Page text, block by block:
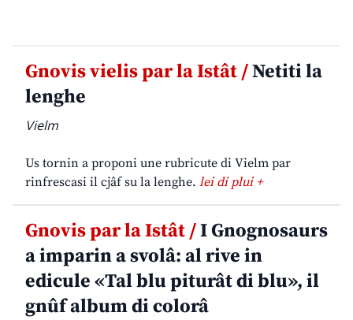
Gnovis vielis par la Istât /Netiti la
lenghe
Vielm
Us tornin a proponi une rubricute di Vielm par
rinfrescasi il cjâf su la lenghe. lei di plui +
Gnovis par la Istât /I Gnognosaurs
a imparin a svolâ: al rive in
edicule «Tal blu piturât di blu», il
gnûf album di colorâ